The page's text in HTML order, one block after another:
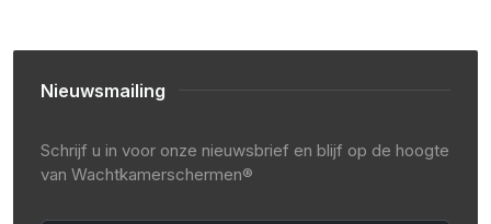
Nieuwsmailing
Schrijf u in voor onze nieuwsbrief en blijf op de hoogte
van Wachtkamerschermen®